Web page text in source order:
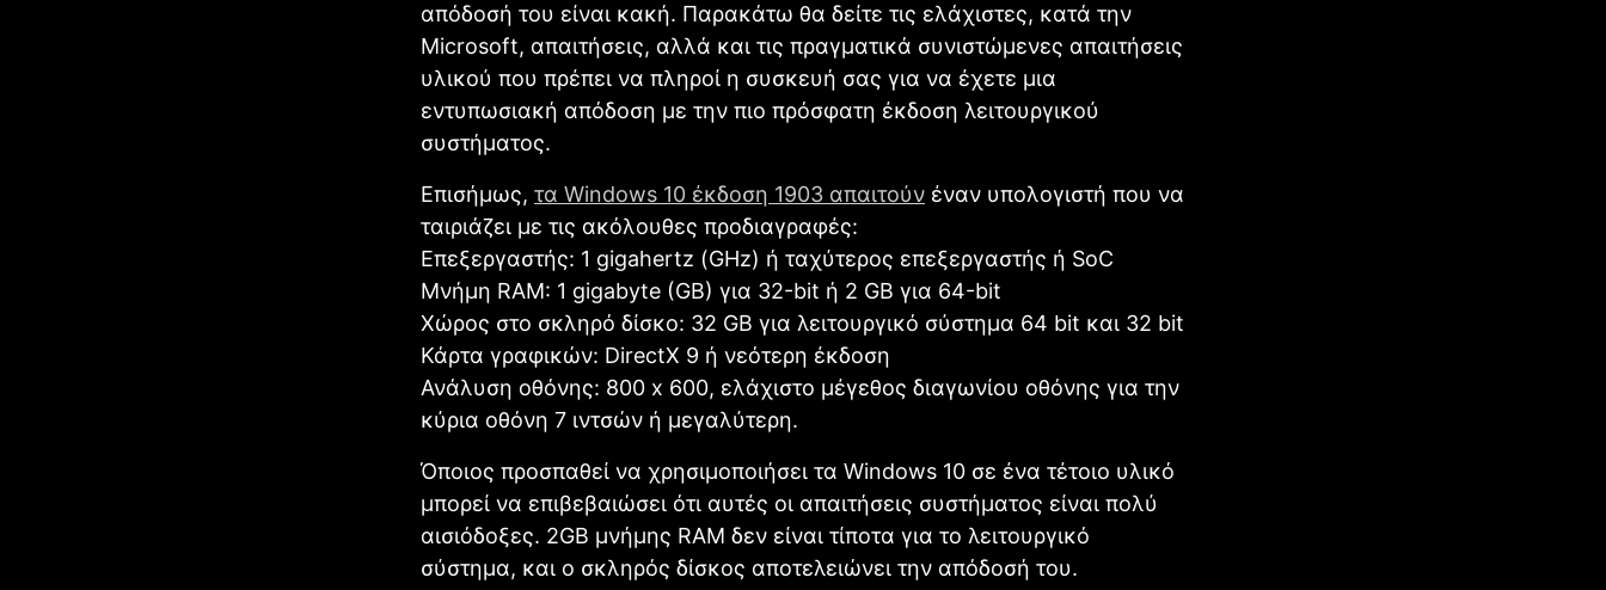
απόδοσή του είναι κακή. Παρακάτω θα δείτε τις ελάχιστες, κατά την
Microsoft, απαιτήσεις, αλλά και τις πραγματικά συνιστώμενες απαιτήσεις
υλικού που πρέπει να πληροί η συσκευή σας για να έχετε μια
εντυπωσιακή απόδοση με την πιο πρόσφατη έκδοση λειτουργικού
συστήματος.
Επισήμως, τα Windows 10 έκδοση 1903 απαιτούν έναν υπολογιστή που να
ταιριάζει με τις ακόλουθες προδιαγραφές:
Επεξεργαστής: 1 gigahertz (GHz) ή ταχύτερος επεξεργαστής ή SoC
Μνήμη RAM: 1 gigabyte (GB) για 32-bit ή 2 GB για 64-bit
Χώρος στο σκληρό δίσκο: 32 GB για λειτουργικό σύστημα 64 bit και 32 bit
Κάρτα γραφικών: DirectX 9 ή νεότερη έκδοση
Ανάλυση οθόνης: 800 x 600, ελάχιστο μέγεθος διαγωνίου οθόνης για την
κύρια οθόνη 7 ιντσών ή μεγαλύτερη.
Όποιος προσπαθεί να χρησιμοποιήσει τα Windows 10 σε ένα τέτοιο υλικό
μπορεί να επιβεβαιώσει ότι αυτές οι απαιτήσεις συστήματος είναι πολύ
αισιόδοξες. 2GB μνήμης RAM δεν είναι τίποτα για το λειτουργικό
σύστημα, και ο σκληρός δίσκος αποτελειώνει την απόδοσή του.